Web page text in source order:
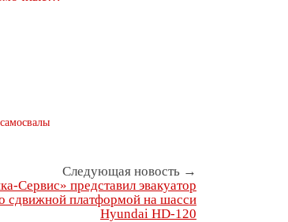
Следующая новость →
Сервис» представил эвакуатор
сдвижной платформой на шасси
Hyundai HD-120